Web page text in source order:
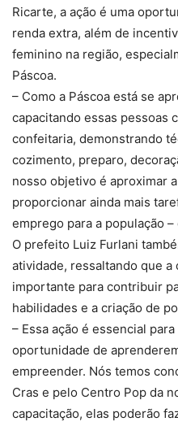
Ricarte, a ação é uma
renda extra, além de
feminino na região,
Páscoa.
– Como a Páscoa está se
capacitando essas pessoas
confeitaria, demonstrando
cozimento, preparo,
nosso objetivo é aproximar
proporcionar ainda mais
emprego para a população
O prefeito Luiz Furlani
atividade, ressaltando que
importante para contribuir
habilidades e a criação de
– Essa ação é essencial
oportunidade de
empreender. Nós temos
Cras e pelo Centro Pop da
capacitação, elas poderão